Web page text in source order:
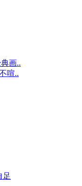
画..
喧..
足